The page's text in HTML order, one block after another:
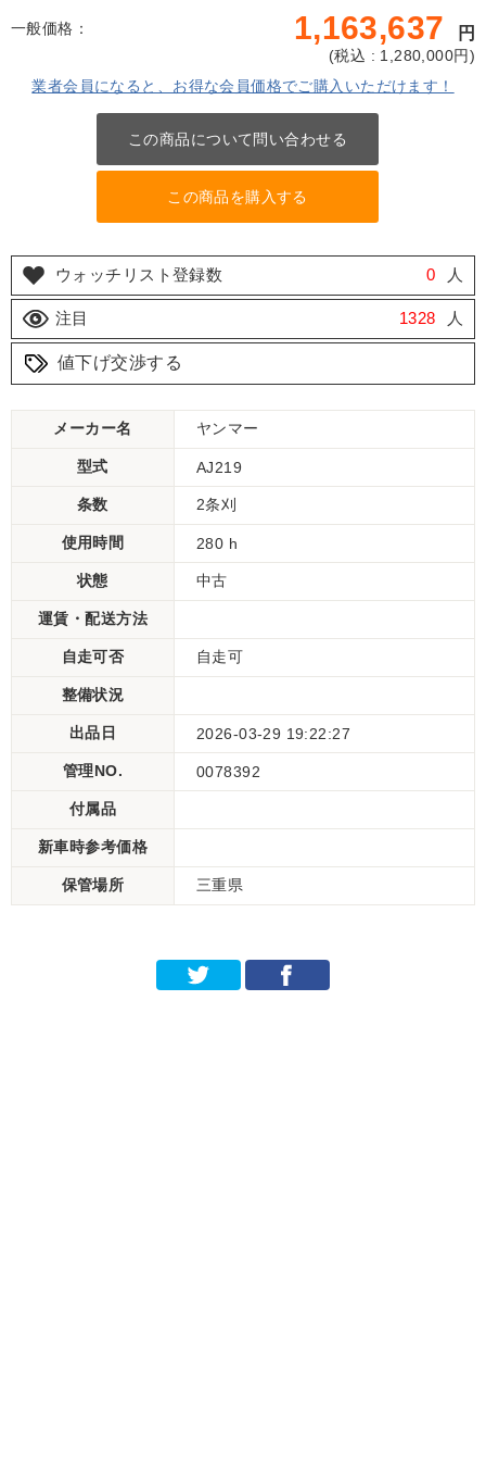
一般価格： 1,163,637 円
(税込 : 1,280,000円)
業者会員になると、お得な会員価格でご購入いただけます！
この商品について問い合わせる
この商品を購入する
ウォッチリスト登録数 0 人
注目 1328 人
値下げ交渉する
メーカー名 ヤンマー
型式 AJ219
条数 2条刈
使用時間 280 h
状態 中古
運賃・配送方法
自走可否 自走可
整備状況
出品日 2026-03-29 19:22:27
管理NO. 0078392
付属品
新車時参考価格
保管場所 三重県